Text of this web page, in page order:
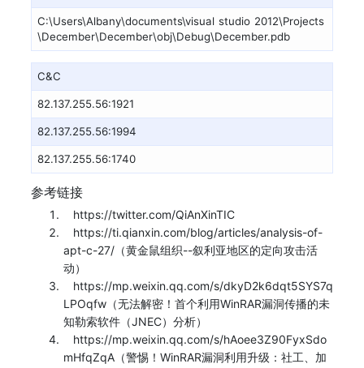
C:\Users\Albany\documents\visual studio 2012\Projects
\December\December\obj\Debug\December.pdb
C&C
82.137.255.56:1921
82.137.255.56:1994
82.137.255.56:1740
参考链接
https://twitter.com/QiAnXinTIC
https://ti.qianxin.com/blog/articles/analysis-of-
apt-c-27/（黄金鼠组织--叙利亚地区的定向攻击活
动）
https://mp.weixin.qq.com/s/dkyD2k6dqt5SYS7q
LPOqfw（无法解密！首个利用WinRAR漏洞传播的未
知勒索软件（JNEC）分析）
https://mp.weixin.qq.com/s/hAoee3Z90FyxSdo
mHfqZqA（警惕！WinRAR漏洞利用升级：社工、加